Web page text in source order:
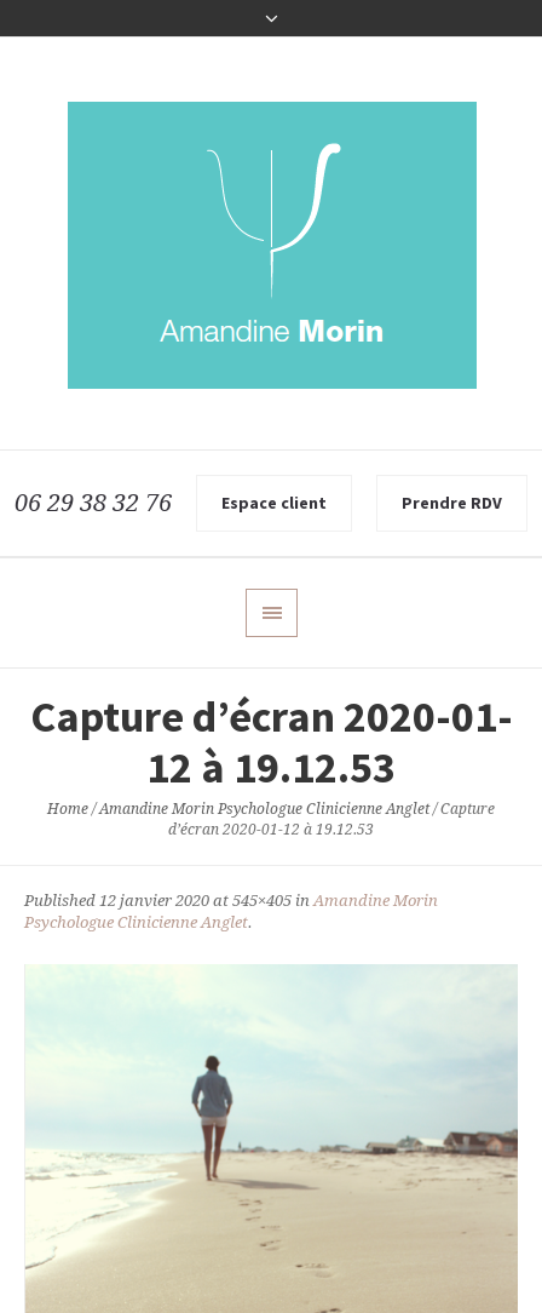
06 29 38 32 76 Espace client Prendre RDV
Capture d’écran 2020-01-
12 à 19.12.53
Home /Amandine Morin Psychologue Clinicienne Anglet /Capture
d’écran 2020-01-12 à 19.12.53
Published 12 janvier 2020 at 545×405 inAmandine Morin
Psychologue Clinicienne Anglet.